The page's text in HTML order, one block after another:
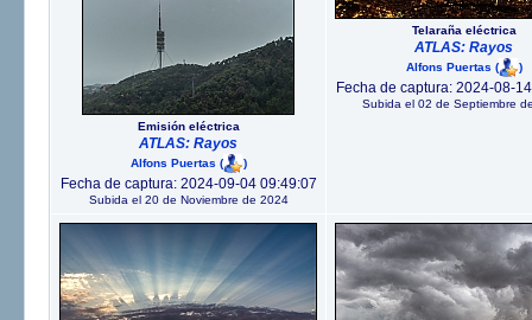
Emisión eléctrica
ATLAS: Rayos
Alfons Puertas ( )
Fecha de captura: 2024-09-04 09:49:07
Subida el 20 de Noviembre de 2024
Telaraña eléctrica
ATLAS: Rayos
Alfons Puertas ( )
Fecha de captura: 2024-08-
Subida el 02 de Septiembre